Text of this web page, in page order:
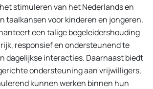
stimuleren van het Nederlands en
taalkansen voor kinderen en jongeren.
een talige begeleidershouding
responsief en ondersteunend te
dagelijkse interacties. Daarnaast biedt
ondersteuning aan vrijwilligers,
kunnen werken binnen hun